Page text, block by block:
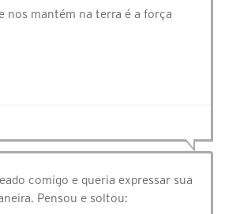
nos mantém na terra é a força
comigo e queria expressar sua
Pensou e soltou: